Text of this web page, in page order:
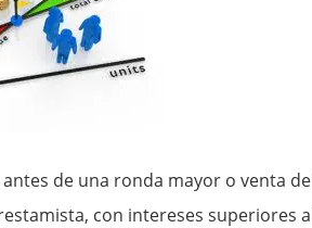
de una ronda mayor o venta
con intereses superiores